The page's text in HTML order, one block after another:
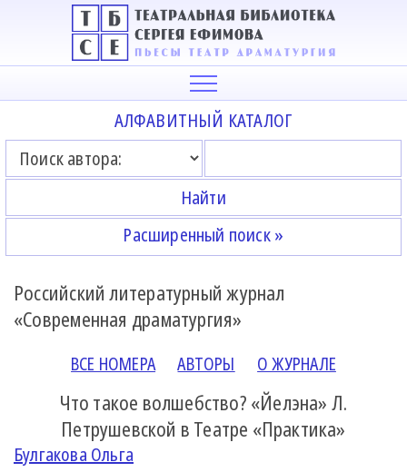
АЛФАВИТНЫЙ КАТАЛОГ
Расширенный поиск »
Российский литературный журнал
«Современная драматургия»
ВСЕ НОМЕРА АВТОРЫ О ЖУРНАЛЕ
Что такое волшебство? «Йелэна» Л.
Петрушевской в Театре «Практика»
Булгакова Ольга